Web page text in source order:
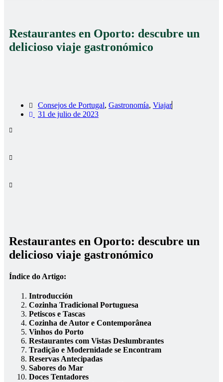
Restaurantes en Oporto: descubre un
delicioso viaje gastronómico
Consejos de Portugal, Gastronomía, Viajar
31 de julio de 2023
Restaurantes en Oporto: descubre un
delicioso viaje gastronómico
Índice do Artigo:
Introducción
Cozinha Tradicional Portuguesa
Petiscos e Tascas
Cozinha de Autor e Contemporânea
Vinhos do Porto
Restaurantes com Vistas Deslumbrantes
Tradição e Modernidade se Encontram
Reservas Antecipadas
Sabores do Mar
Doces Tentadores